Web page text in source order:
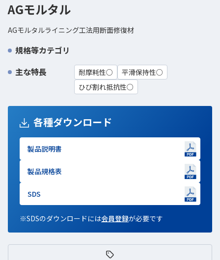
AGモルタル
AGモルタルライニング工法用断面修復材
規格等カテゴリ
主な特長
耐摩耗性○
平滑保持性○
ひび割れ抵抗性○
各種ダウンロード
製品説明書
新しいWindowで開きます
製品規格表
新しいWindowで開きます
SDS
新しいWindowで開きます
※SDSのダウンロードには会員登録新しいWindowで開きます
が必要です